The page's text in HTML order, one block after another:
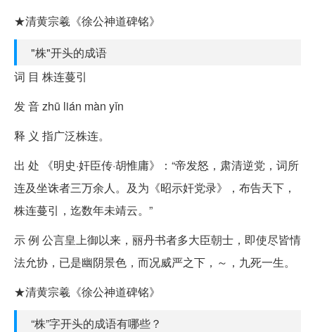
★清黄宗羲《徐公神道碑铭》
"株"开头的成语
词 目 株连蔓引
发 音 zhū lián màn yǐn
释 义 指广泛株连。
出 处 《明史·奸臣传·胡惟庸》：“帝发怒，肃清逆党，词所
连及坐诛者三万余人。及为《昭示奸党录》，布告天下，
株连蔓引，迄数年未靖云。”
示 例 公言皇上御以来，丽丹书者多大臣朝士，即使尽皆情
法允协，已是幽阴景色，而况威严之下，～，九死一生。
★清黄宗羲《徐公神道碑铭》
“株”字开头的成语有哪些？